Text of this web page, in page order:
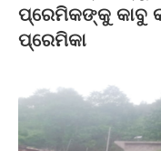
ପ୍ରେମିକଙ୍କୁ କାବୁ
ପ୍ରେମିକା